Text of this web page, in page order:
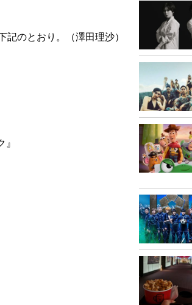
のとおり。（澤田理沙）